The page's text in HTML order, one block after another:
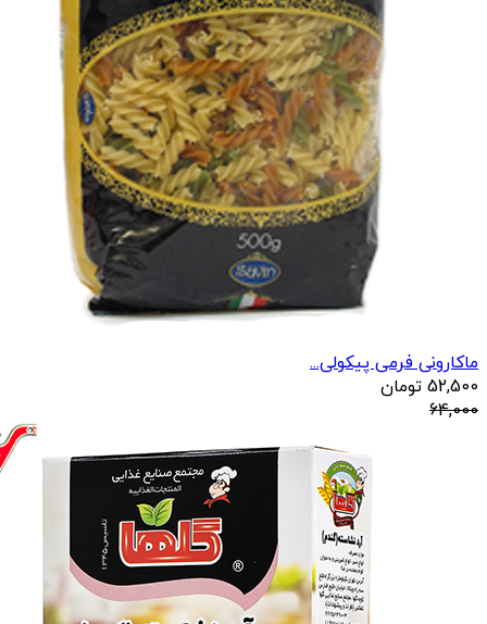
ماکارونی فرمی پیکولی...
52,500 تومان
64,000